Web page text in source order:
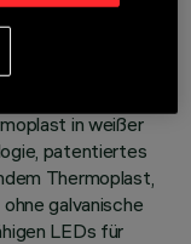
im Farbton
in weißer
patentiertes
Thermoplast,
galvanische
LEDs für